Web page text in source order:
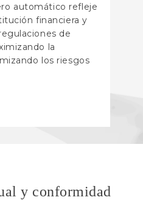
automático refleje
financiera y
de
la
los riesgos
y conformidad